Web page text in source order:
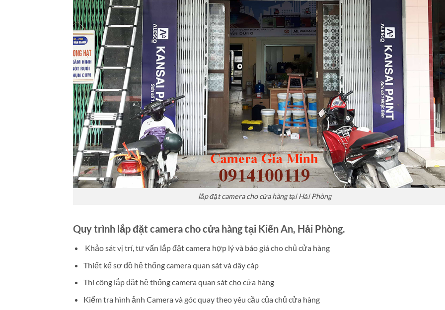
lắp đặt camera cho cửa hàng tại Hải Phòng
Quy trình lắp đặt camera cho cửa hàng tại Kiến An, Hải Phòng.
Khảo sát vị trí, tư vấn lắp đặt camera hợp lý và báo giá cho chủ cửa hàng
Thiết kế sơ đồ hệ thống camera quan sát và dây cáp
Thi công lắp đặt hệ thống camera quan sát cho cửa hàng
Kiểm tra hình ảnh Camera và góc quay theo yêu cầu của chủ cửa hàng